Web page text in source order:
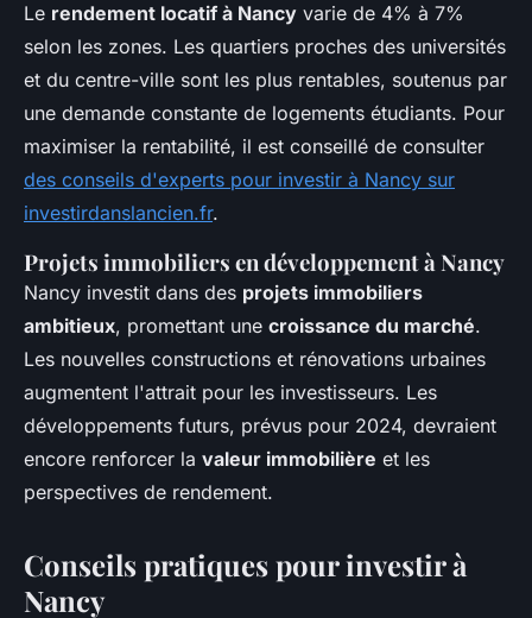
Le rendement locatif à Nancy varie de 4% à 7%
selon les zones. Les quartiers proches des universités
et du centre-ville sont les plus rentables, soutenus par
une demande constante de logements étudiants. Pour
maximiser la rentabilité, il est conseillé de consulter
des conseils d'experts pour investir à Nancy sur
investirdanslancien.fr.
Projets immobiliers en développement à Nancy
Nancy investit dans des projets immobiliers
ambitieux, promettant une croissance du marché.
Les nouvelles constructions et rénovations urbaines
augmentent l'attrait pour les investisseurs. Les
développements futurs, prévus pour 2024, devraient
encore renforcer la valeur immobilière et les
perspectives de rendement.
Conseils pratiques pour investir à
Nancy